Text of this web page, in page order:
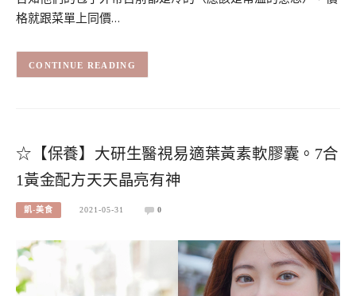
格就跟菜單上同價…
CONTINUE READING
☆【保養】大研生醫視易適葉黃素軟膠囊。7合
1黃金配方天天晶亮有神
凱-美食 2021-05-31 0